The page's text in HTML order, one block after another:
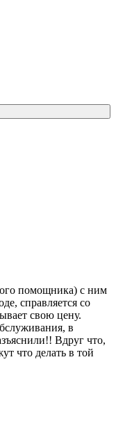
помощника) с ним
справляется со
свою цену.
в
Вдруг что,
что делать в той